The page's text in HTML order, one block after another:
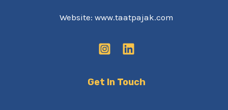
Website: www.taatpajak.com
Get In Touch